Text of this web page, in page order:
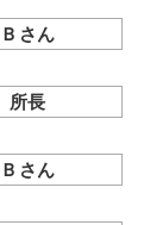
Ｂさん
所長
Ｂさん